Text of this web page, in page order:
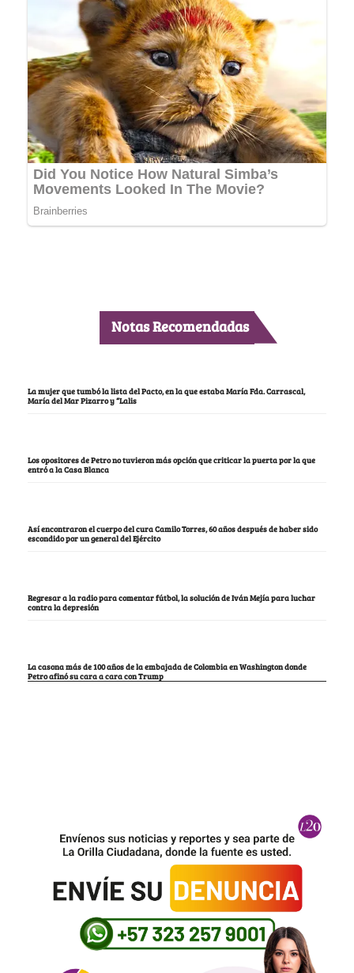
Notas Recomendadas
La mujer que tumbó la lista del Pacto, en la que estaba María Fda. Carrascal,
María del Mar Pizarro y “Lalis
Los opositores de Petro no tuvieron más opción que criticar la puerta por la que
entró a la Casa Blanca
Así encontraron el cuerpo del cura Camilo Torres, 60 años después de haber sido
escondido por un general del Ejército
Regresar a la radio para comentar fútbol, la solución de Iván Mejía para luchar
contra la depresión
La casona más de 100 años de la embajada de Colombia en Washington donde
Petro afinó su cara a cara con Trump